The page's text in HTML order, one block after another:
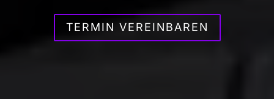
TERMIN VEREINBAREN